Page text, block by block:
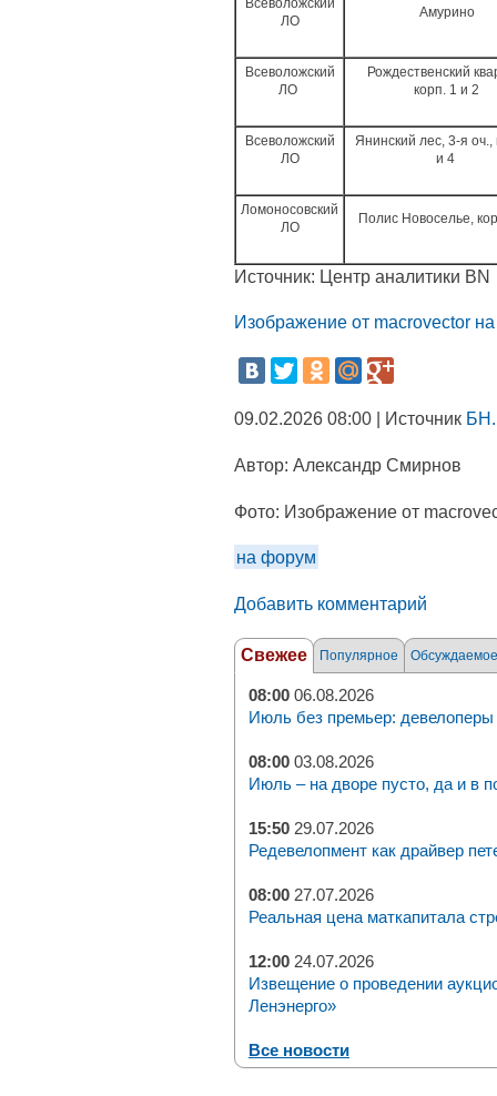
Всеволожский
ЛО
Амурино
Всеволожский
ЛО
Рождественский
корп. 1 и 2
Всеволожский
ЛО
Янинский лес, 3-я оч.,
и 4
Ломоносовский
ЛО
Полис Новоселье,
Источник: Центр аналитики BN
Изображение от macrovector
09.02.2026 08:00 | Источник
Автор: Александр Смирнов
Фото: Изображение от
на форум
Добавить комментарий
Свежее Популярное Обсуждаемое
08:00 06.08.2026
Июль без премьер: девелоперы
08:00 03.08.2026
Июль – на дворе пусто, да и в
15:50 29.07.2026
Редевелопмент как драйвер
08:00 27.07.2026
Реальная цена маткапитала
12:00 24.07.2026
Извещение о проведении
Ленэнерго»
Все новости